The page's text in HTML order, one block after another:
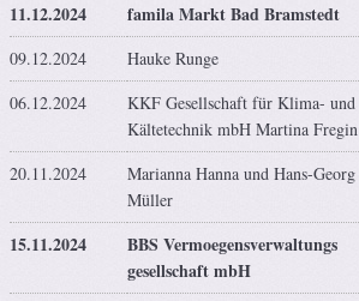
11.12.2024 famila Markt Bad Bramstedt
09.12.2024 Hauke Runge
06.12.2024
KKF Gesellschaft für Klima- und
Kältetechnik mbH Martina Fregin
20.11.2024
Marianna Hanna und Hans-Georg
Müller
15.11.2024
BBS Vermoegensverwaltungs
gesellschaft mbH